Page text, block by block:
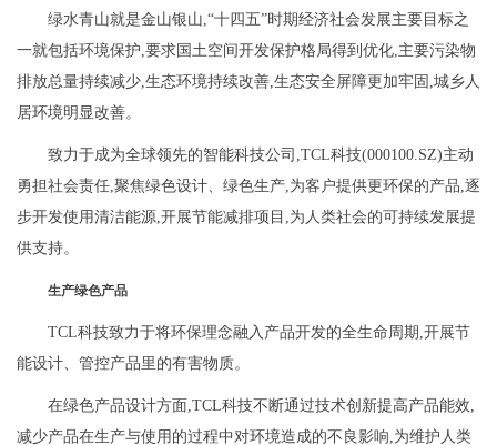
绿水青山就是金山银山,“十四五”时期经济社会发展主要目标之
一就包括环境保护,要求国土空间开发保护格局得到优化,主要污染物
排放总量持续减少,生态环境持续改善,生态安全屏障更加牢固,城乡人
居环境明显改善。
致力于成为全球领先的智能科技公司,TCL科技(000100.SZ)主动
勇担社会责任,聚焦绿色设计、绿色生产,为客户提供更环保的产品,逐
步开发使用清洁能源,开展节能减排项目,为人类社会的可持续发展提
供支持。
生产绿色产品
TCL科技致力于将环保理念融入产品开发的全生命周期,开展节
能设计、管控产品里的有害物质。
在绿色产品设计方面,TCL科技不断通过技术创新提高产品能效,
减少产品在生产与使用的过程中对环境造成的不良影响,为维护人类